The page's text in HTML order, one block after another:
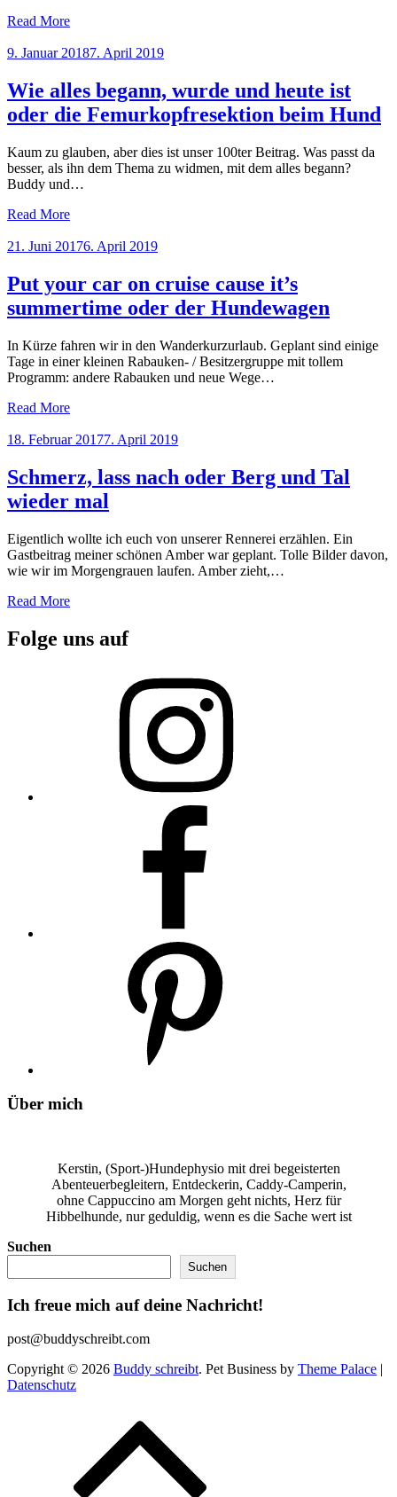
Read More
Posted
9. Januar 20187. April 2019
Wie alles begann, wurde und heute ist
oder die Femurkopfresektion beim Hund
Kaum zu glauben, aber dies ist unser 100ter Beitrag. Was passt da
besser, als ihn dem Thema zu widmen, mit dem alles begann?
Buddy und…
Read More
Posted
21. Juni 20176. April 2019
Put your car on cruise cause it’s
summertime oder der Hundewagen
In Kürze fahren wir in den Wanderkurzurlaub. Geplant sind einige
Tage in einer kleinen Rabauken- / Besitzergruppe mit tollem
Programm: andere Rabauken und neue Wege…
Read More
Posted
18. Februar 20177. April 2019
Schmerz, lass nach oder Berg und Tal
wieder mal
Eigentlich wollte ich euch von unserer Rennerei erzählen. Ein
Gastbeitrag meiner schönen Amber war geplant. Tolle Bilder davon,
wie wir im Morgengrauen laufen. Amber zieht,…
Read More
Folge uns auf
Über mich
Kerstin, (Sport-)Hundephysio mit drei begeisterten
Abenteuerbegleitern, Entdeckerin, Caddy-Camperin,
ohne Cappuccino am Morgen geht nichts, Herz für
Hibbelhunde, nur geduldig, wenn es die Sache wert ist
Suchen
Suchen
Ich freue mich auf deine Nachricht!
post@buddyschreibt.com
Copyright © 2026 Buddy schreibt. Pet Business by Theme Palace |
Datenschutz